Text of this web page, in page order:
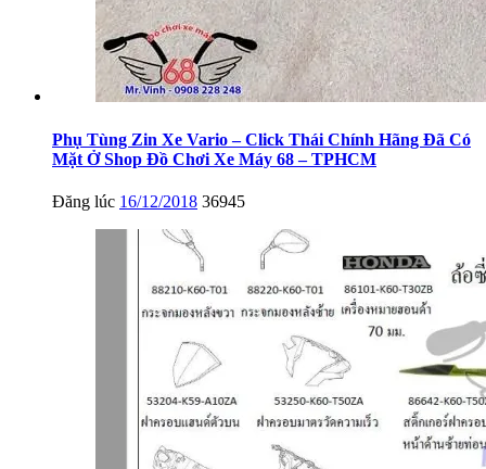
Phụ Tùng Zin Xe Vario – Click Thái Chính Hãng Đã Có
Mặt Ở Shop Đồ Chơi Xe Máy 68 – TPHCM
Đăng lúc 16/12/2018 36945